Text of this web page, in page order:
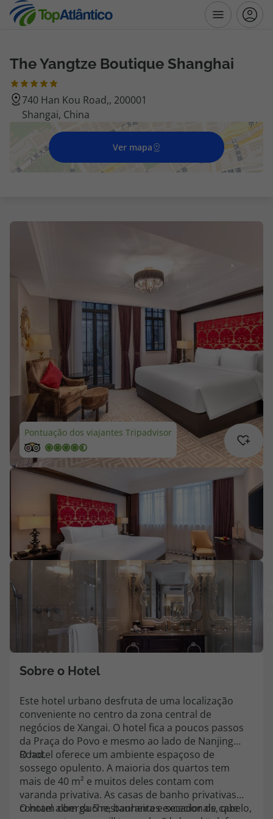
Destinos
Voos
Voos + Hotel
Cruzeiros
Promoções
Especialistas
Cheque Viagem
Rede de Lojas
Blog TopViagens
Área de Cliente
Agências
Contactos
Apoio ao cliente em Portugal
218 925 471
218 925 471
Custo de uma chamada para a rede fixa nacional.
A sua agência de viagens Top Atlântico tem a preocupação de estar
sempre mais perto de si, para maior comodidade e total facilidade
na marcação das suas viagens, tem ainda ao seu dispor o nosso call
center a funcionar todos os dias úteis das 10:00 às 20:00 e Sábado
das 10:00 às 14:00.
The Yangtze Boutique Shanghai
740 Han Kou Road,, 200001
Shangai, China
Ver mapa
Pontuação dos viajantes Tripadvisor
Sobre o Hotel
Este hotel urbano desfruta de uma localização
conveniente no centro da zona central de
negócios de Xangai. O hotel fica a poucos passos
da Praça do Povo e mesmo ao lado de Nanjing
Road.
O hotel oferece um ambiente espaçoso de
sossego opulento. A maioria dos quartos tem
mais de 40 m² e muitos deles contam com
varanda privativa. As casas de banho privativas
contam com duche, banheira e secador de cabelo,
O hotel alberga 5 restaurantes excecionais, que